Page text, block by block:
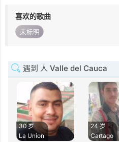
喜欢的歌曲
未标明
遇到 人 Valle del Cauca
30 岁
La Union
24 岁
Cartago